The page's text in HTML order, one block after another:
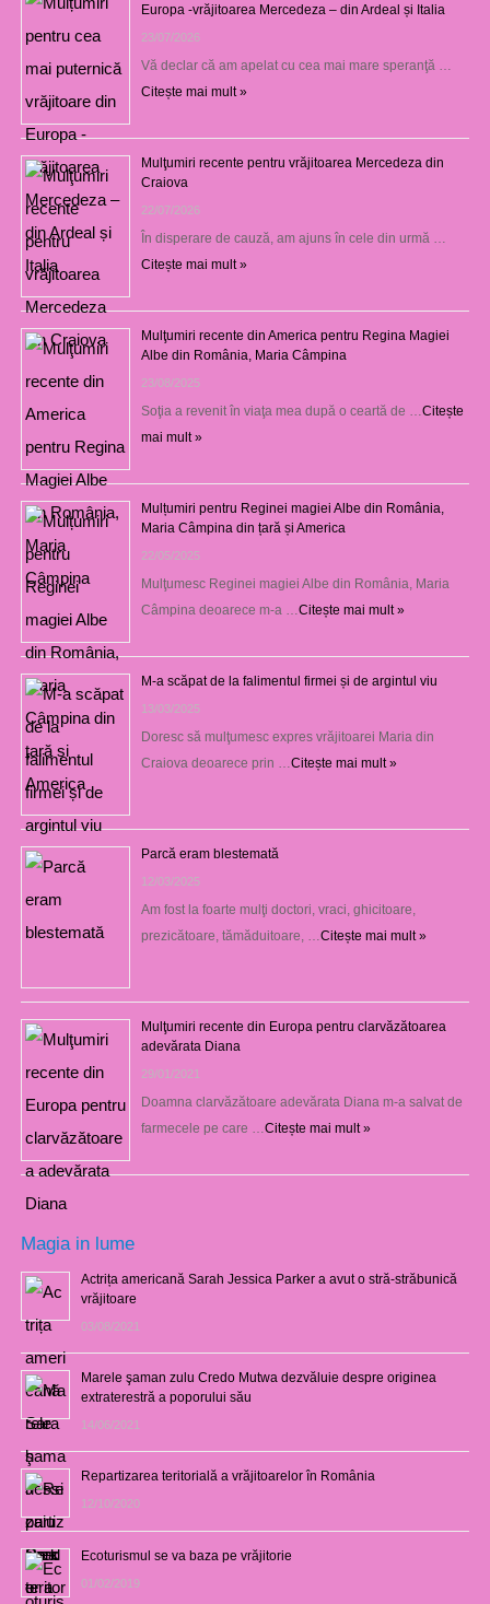
Europa -vrăjitoarea Mercedeza – din Ardeal și Italia
23/07/2026
Vă declar că am apelat cu cea mai mare speranţă …
Citește mai mult »
Mulţumiri recente pentru vrăjitoarea Mercedeza din
Craiova
22/07/2026
În disperare de cauză, am ajuns în cele din urmă …
Citește mai mult »
Mulţumiri recente din America pentru Regina Magiei
Albe din România, Maria Câmpina
23/08/2025
Soţia a revenit în viaţa mea după o ceartă de … Citește
mai mult »
Mulțumiri pentru Reginei magiei Albe din România,
Maria Câmpina din țară și America
22/05/2025
Mulţumesc Reginei magiei Albe din România, Maria
Câmpina deoarece m-a … Citește mai mult »
M-a scăpat de la falimentul firmei și de argintul viu
13/03/2025
Doresc să mulţumesc expres vrăjitoarei Maria din
Craiova deoarece prin … Citește mai mult »
Parcă eram blestemată
12/03/2025
Am fost la foarte mulţi doctori, vraci, ghicitoare,
prezicătoare, tămăduitoare, … Citește mai mult »
Mulţumiri recente din Europa pentru clarvăzătoarea
adevărata Diana
29/01/2021
Doamna clarvăzătoare adevărata Diana m-a salvat de
farmecele pe care … Citește mai mult »
Magia in lume
Actrița americană Sarah Jessica Parker a avut o stră-străbunică
vrăjitoare
03/08/2021
Marele şaman zulu Credo Mutwa dezvăluie despre originea
extraterestră a poporului său
14/06/2021
Repartizarea teritorială a vrăjitoarelor în România
12/10/2020
Ecoturismul se va baza pe vrăjitorie
01/02/2019